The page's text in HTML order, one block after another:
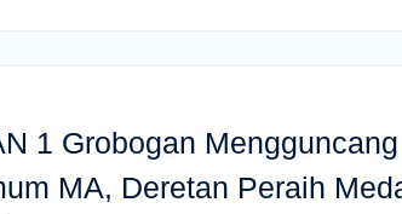
1 Grobogan
MA, Deretan Peraih